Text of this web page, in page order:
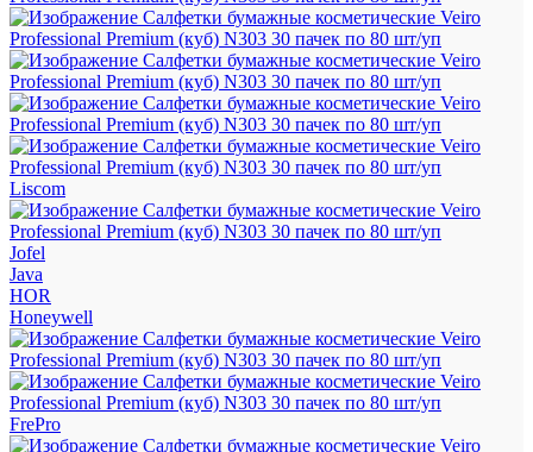
Liscom
Jofel
Java
HOR
Honeywell
FrePro